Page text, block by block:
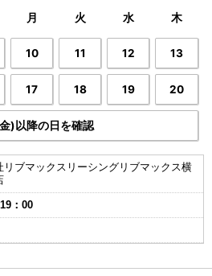
月 火 水 木
10 11 12 13
17 18 19 20
)以降の日を確認
リブマックスリーシングリブマックス横
：00